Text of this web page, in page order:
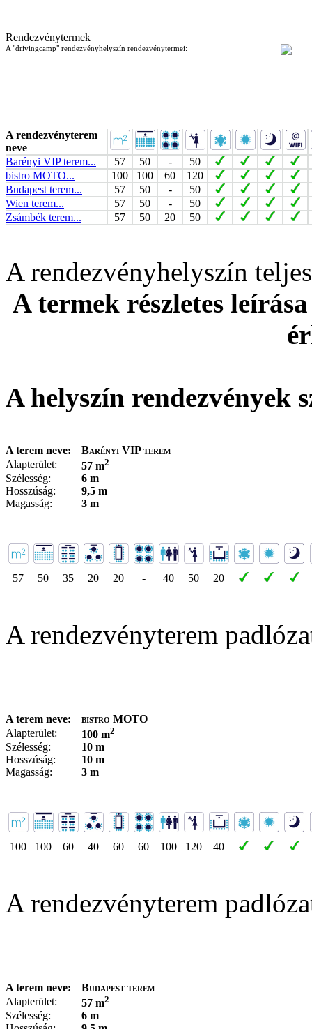
Rendezvénytermek
A "drivingcamp" rendezvényhelyszín rendezvénytermei:
A rendezvényterem
neve
Barényi VIP terem...
57 50 -
50
bistro MOTO...
100 100 60
120
Budapest terem...
57 50 -
50
Wien terem...
57 50 -
50
Zsámbék terem...
57 50 20 50
A rendezvényhelyszín
A termek részletes
A helyszín rendezvények
A terem neve:
Barényi VIP terem
Alapterület:
57 m2
Szélesség:
6 m
Hosszúság:
9,5 m
Magasság:
3 m
57 50 35 20 20 - 40 50 20
A rendezvényterem
A terem neve:
bistro MOTO
Alapterület:
100 m2
Szélesség:
10 m
Hosszúság:
10 m
Magasság:
3 m
100 100 60 40 60 60 100 120 40
A rendezvényterem
A terem neve:
Budapest terem
Alapterület:
57 m2
Szélesség:
6 m